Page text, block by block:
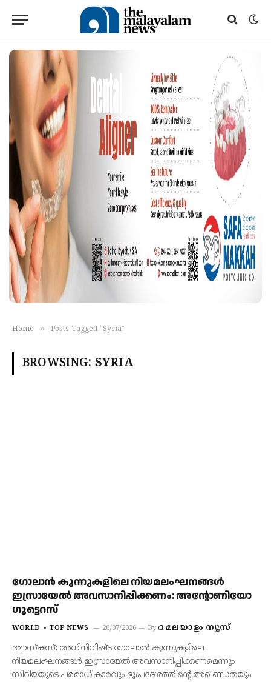
Home » Posts Tagged "Syria"
BROWSING: SYRIA
ഗോലാൻ കുന്നുകളിലെ നിയമലംഘനങ്ങൾ
ഇസ്രായേൽ അവസാനിപ്പിക്കണം: അന്റോണിയോ
ഗുട്ടെറസ്
WORLD TOP NEWS 26/07/2026 By ദ മലയാളം ന്യൂസ്
ദമാസ്‌കസ്: അധിനിവിഷ്ട ഗോലാൻ കുന്നുകളിലെ
നിയമലംഘനങ്ങൾ ഇസ്രായേൽ അവസാനിപ്പിക്കണമെന്നും
സിറിയയുടെ പരമാധികാരവും ഭൂപ്രദേശത്തിന്റെ അഖണ്ഡതയും